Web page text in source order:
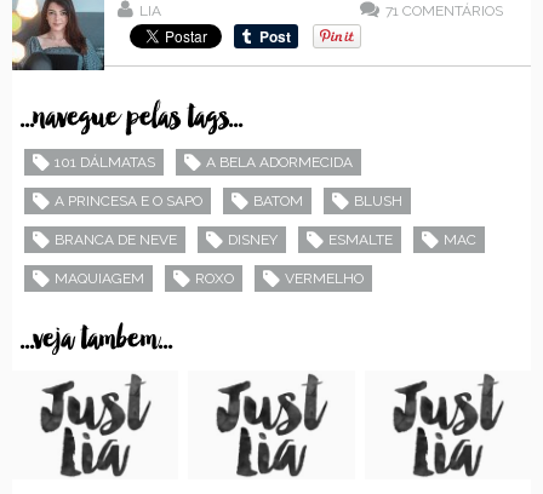
LIA 71 COMENTÁRIOS
...navegue pelas tags...
101 DÁLMATAS A BELA ADORMECIDA
A PRINCESA E O SAPO BATOM BLUSH
BRANCA DE NEVE DISNEY ESMALTE MAC
MAQUIAGEM ROXO VERMELHO
...veja tambem...